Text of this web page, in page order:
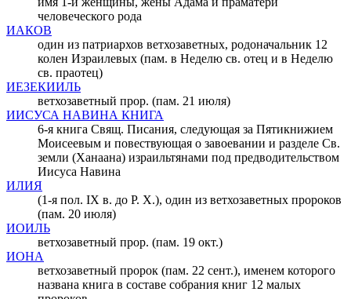
человеческого рода
ИАКОВ
один из патриархов ветхозаветных, родоначальник 12
колен Израилевых (пам. в Неделю св. отец и в Неделю
св. праотец)
ИЕЗЕКИИЛЬ
ветхозаветный прор. (пам. 21 июля)
ИИСУСА НАВИНА КНИГА
6-я книга Свящ. Писания, следующая за Пятикнижием
Моисеевым и повествующая о завоевании и разделе Св.
земли (Ханаана) израильтянами под предводительством
Иисуса Навина
ИЛИЯ
(1-я пол. IX в. до Р. Х.), один из ветхозаветных пророков
(пам. 20 июля)
ИОИЛЬ
ветхозаветный прор. (пам. 19 окт.)
ИОНА
ветхозаветный пророк (пам. 22 сент.), именем которого
названа книга в составе собрания книг 12 малых